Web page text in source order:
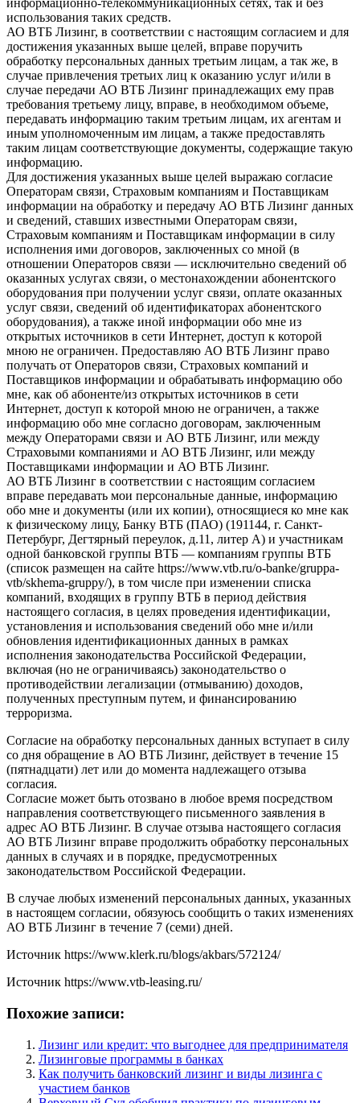
информационно-телекоммуникационных сетях, так и без
использования таких средств.
АО ВТБ Лизинг, в соответствии с настоящим согласием и для
достижения указанных выше целей, вправе поручить
обработку персональных данных третьим лицам, а так же, в
случае привлечения третьих лиц к оказанию услуг и/или в
случае передачи АО ВТБ Лизинг принадлежащих ему прав
требования третьему лицу, вправе, в необходимом объеме,
передавать информацию таким третьим лицам, их агентам и
иным уполномоченным им лицам, а также предоставлять
таким лицам соответствующие документы, содержащие такую
информацию.
Для достижения указанных выше целей выражаю согласие
Операторам связи, Страховым компаниям и Поставщикам
информации на обработку и передачу АО ВТБ Лизинг данных
и сведений, ставших известными Операторам связи,
Страховым компаниям и Поставщикам информации в силу
исполнения ими договоров, заключенных со мной (в
отношении Операторов связи — исключительно сведений об
оказанных услугах связи, о местонахождении абонентского
оборудования при получении услуг связи, оплате оказанных
услуг связи, сведений об идентификаторах абонентского
оборудования), а также иной информации обо мне из
открытых источников в сети Интернет, доступ к которой
мною не ограничен. Предоставляю АО ВТБ Лизинг право
получать от Операторов связи, Страховых компаний и
Поставщиков информации и обрабатывать информацию обо
мне, как об абоненте/из открытых источников в сети
Интернет, доступ к которой мною не ограничен, а также
информацию обо мне согласно договорам, заключенным
между Операторами связи и АО ВТБ Лизинг, или между
Страховыми компаниями и АО ВТБ Лизинг, или между
Поставщиками информации и АО ВТБ Лизинг.
АО ВТБ Лизинг в соответствии с настоящим согласием
вправе передавать мои персональные данные, информацию
обо мне и документы (или их копии), относящиеся ко мне как
к физическому лицу, Банку ВТБ (ПАО) (191144, г. Санкт-
Петербург, Дегтярный переулок, д.11, литер А) и участникам
одной банковской группы ВТБ — компаниям группы ВТБ
(список размещен на сайте https://www.vtb.ru/o-banke/gruppa-
vtb/skhema-gruppy/), в том числе при изменении списка
компаний, входящих в группу ВТБ в период действия
настоящего согласия, в целях проведения идентификации,
установления и использования сведений обо мне и/или
обновления идентификационных данных в рамках
исполнения законодательства Российской Федерации,
включая (но не ограничиваясь) законодательство о
противодействии легализации (отмыванию) доходов,
полученных преступным путем, и финансированию
терроризма.
Согласие на обработку персональных данных вступает в силу
со дня обращение в АО ВТБ Лизинг, действует в течение 15
(пятнадцати) лет или до момента надлежащего отзыва
согласия.
Согласие может быть отозвано в любое время посредством
направления соответствующего письменного заявления в
адрес АО ВТБ Лизинг. В случае отзыва настоящего согласия
АО ВТБ Лизинг вправе продолжить обработку персональных
данных в случаях и в порядке, предусмотренных
законодательством Российской Федерации.
В случае любых изменений персональных данных, указанных
в настоящем согласии, обязуюсь сообщить о таких изменениях
АО ВТБ Лизинг в течение 7 (семи) дней.
Источник https://www.klerk.ru/blogs/akbars/572124/
Источник https://www.vtb-leasing.ru/
Похожие записи:
Лизинг или кредит: что выгоднее для предпринимателя
Лизинговые программы в банках
Как получить банковский лизинг и виды лизинга с
участием банков